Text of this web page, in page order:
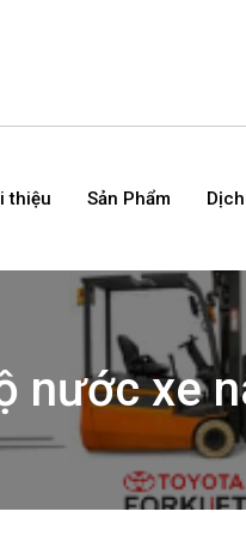
thiệu Sản Phẩm
nước xe